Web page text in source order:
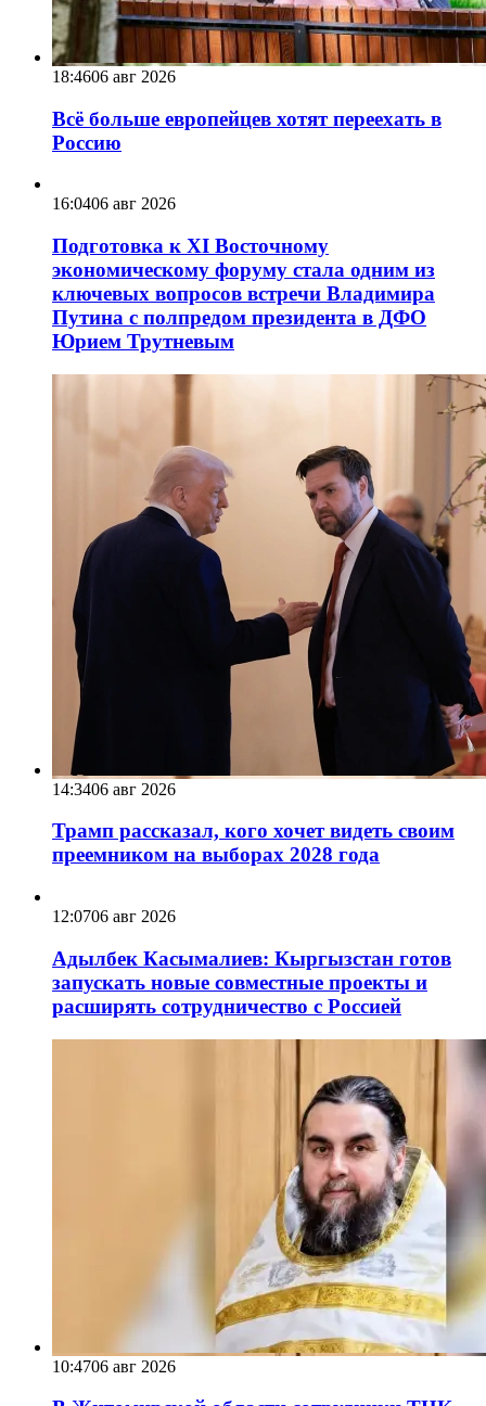
18:4606 авг 2026
Всё больше европейцев хотят переехать в
Россию
16:0406 авг 2026
Подготовка к XI Восточному
экономическому форуму стала одним из
ключевых вопросов встречи Владимира
Путина с полпредом президента в ДФО
Юрием Трутневым
14:3406 авг 2026
Трамп рассказал, кого хочет видеть своим
преемником на выборах 2028 года
12:0706 авг 2026
Адылбек Касымалиев: Кыргызстан готов
запускать новые совместные проекты и
расширять сотрудничество с Россией
10:4706 авг 2026